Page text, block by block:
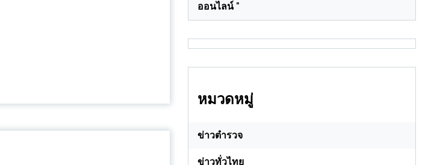
ออนไลน์ ”
หมวดหมู่
ข่าวตำรวจ
ข่าวทั่วไทย